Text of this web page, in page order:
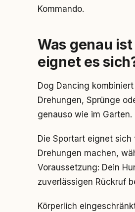
Kommando.
Was genau
eignet es
Dog Dancing
Drehungen, Sprünge
genauso wie im Garten.
Die Sportart eignet
Drehungen machen,
Voraussetzung: Dein
zuverlässigen Rückruf
Körperlich